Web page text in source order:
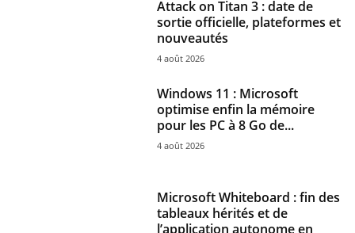
Attack on Titan 3 : date de
sortie officielle, plateformes et
nouveautés
4 août 2026
Windows 11 : Microsoft
optimise enfin la mémoire
pour les PC à 8 Go de...
4 août 2026
Microsoft Whiteboard : fin des
tableaux hérités et de
l’application autonome en